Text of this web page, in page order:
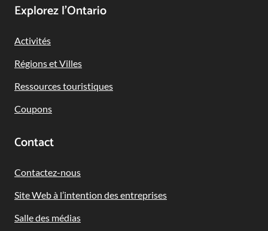
Footer
Navigation
Explorez l’Ontario
Activités
Régions et Villes
Ressources touristiques
Coupons
Contact
Contactez-nous
Site Web à l’intention des entreprises
Salle des médias